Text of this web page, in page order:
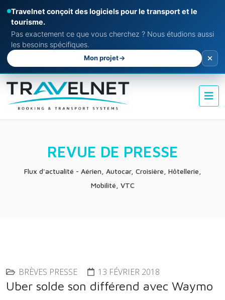
Travelnet conçoit des logiciels pour le transport et le
tourisme.
Pas exactement ce que vous cherchez ? Nous étudions aussi
les besoins spécifiques.
Mon projet
REVUE DE PRESSE
Flux d'actualité - Aérien, Autocar, Croisière, Hôtellerie,
Mobilité, VTC
BRÈVES PRESSE 13 FÉVRIER 2018
Uber solde son différend avec Waymo